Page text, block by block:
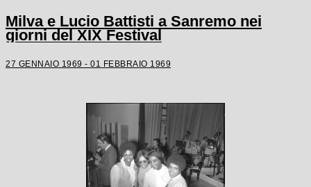
Milva e Lucio Battisti a Sanremo nei
giorni del XIX Festival
27 GENNAIO 1969 - 01 FEBBRAIO 1969